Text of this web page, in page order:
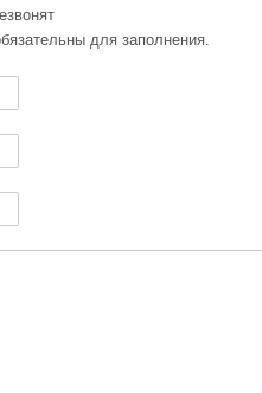
для заполнения.